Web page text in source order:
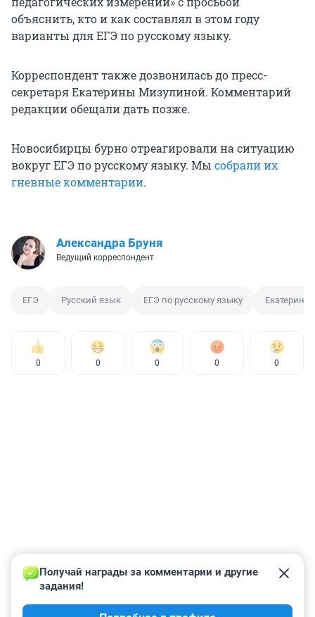
объяснить, кто и как составлял в этом году
варианты для ЕГЭ по русскому языку.
Корреспондент также дозвонилась до пресс-
секретаря Екатерины Мизулиной. Комментарий
редакции обещали дать позже.
Новосибирцы бурно отреагировали на ситуацию
вокруг ЕГЭ по русскому языку. Мы собрали их
гневные комментарии.
Александра Бруня
Ведущий корреспондент
ЕГЭ Русский язык ЕГЭ по русскому языку Екатерина
0 0 0 0 0
Получай награды за комментарии и другие
задания!